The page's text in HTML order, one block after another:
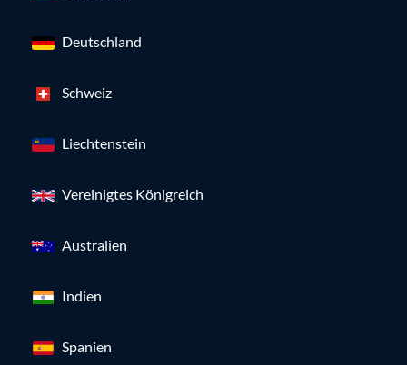
Deutschland
Schweiz
Liechtenstein
Vereinigtes Königreich
Australien
Indien
Spanien